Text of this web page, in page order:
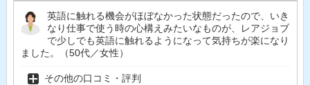
英語に触れる機会がほぼなかった状態だったので、いき
なり仕事で使う時の心構えみたいなものが、レアジョブ
で少しでも英語に触れるようになって気持ちが楽になり
ました。（50代／女性）
その他の口コミ・評判